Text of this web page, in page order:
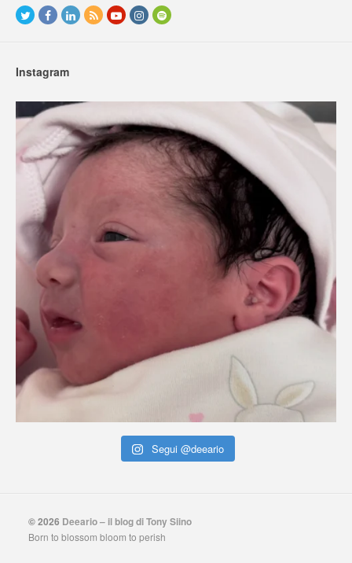
Instagram
Segui @deeario
© 2026 Deeario – il blog di Tony Siino
Born to blossom bloom to perish